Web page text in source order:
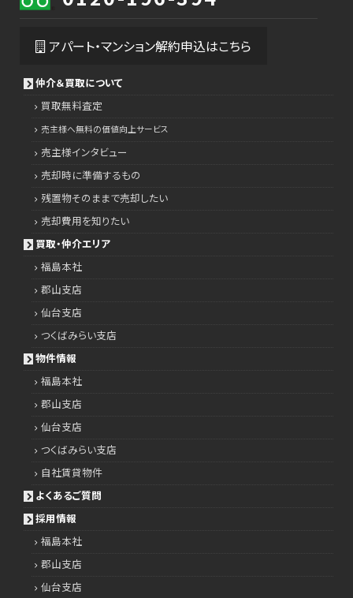
アパート・マンション解約申込はこちら
仲介＆買取について
買取無料査定
売主様へ無料の価値向上サービス
売主様インタビュー
売却時に準備するもの
残置物そのままで売却したい
売却費用を知りたい
買取・仲介エリア
福島本社
郡山支店
仙台支店
つくばみらい支店
物件情報
福島本社
郡山支店
仙台支店
つくばみらい支店
自社賃貸物件
よくあるご質問
採用情報
福島本社
郡山支店
仙台支店